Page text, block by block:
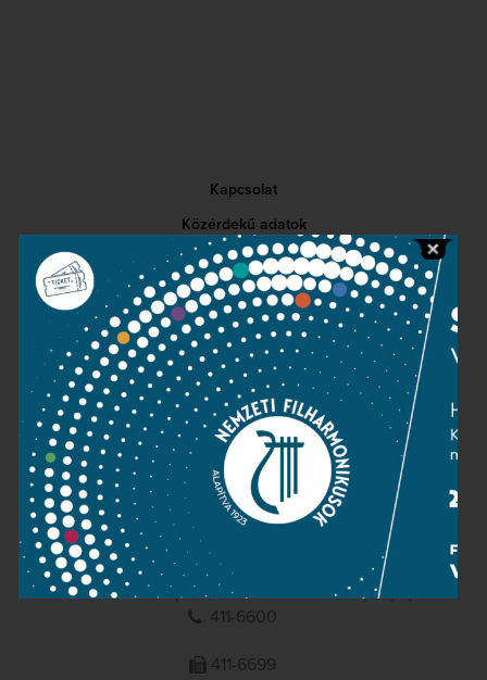
Kapcsolat
Közérdekű adatok
Sajtószoba
Adatvédelem
Impresszum
NEMZETI
FILHARMONIKUSOK
1095 Budapest, Komor Marcell u. 1. (Müpa)
411-6600
411-6699